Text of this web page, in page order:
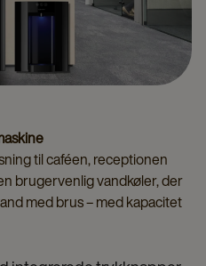
til caféen, receptionen
brugervenlig vandkøler, der
med brus – med kapacitet